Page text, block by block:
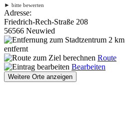
► bitte bewerten
Adresse:
Friedrich-Rech-Straße 208
56566 Neuwied
2 km
entfernt
Route
Bearbeiten
Weitere Orte anzeigen